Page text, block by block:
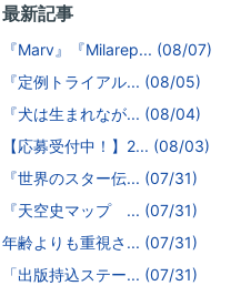
最新記事
『Marv』『Milarep... (08/07)
『定例トライアル... (08/05)
『犬は生まれなが... (08/04)
【応募受付中！】2... (08/03)
『世界のスター伝... (07/31)
『天空史マップ ... (07/31)
年齢よりも重視さ... (07/31)
「出版持込ステー... (07/31)